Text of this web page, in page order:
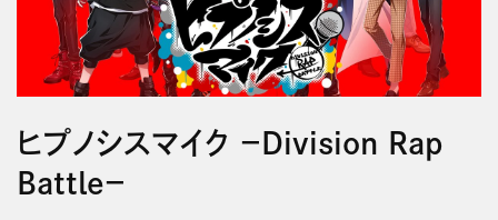
ヒプノシスマイク －Division Rap
Battle－